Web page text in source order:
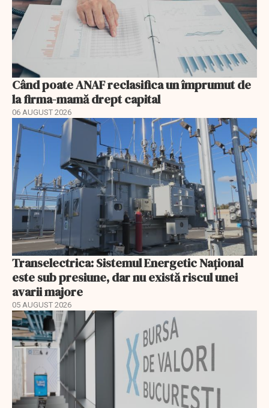
Când poate ANAF reclasifica un împrumut de
la firma-mamă drept capital
06 AUGUST 2026
Transelectrica: Sistemul Energetic Național
este sub presiune, dar nu există riscul unei
avarii majore
05 AUGUST 2026